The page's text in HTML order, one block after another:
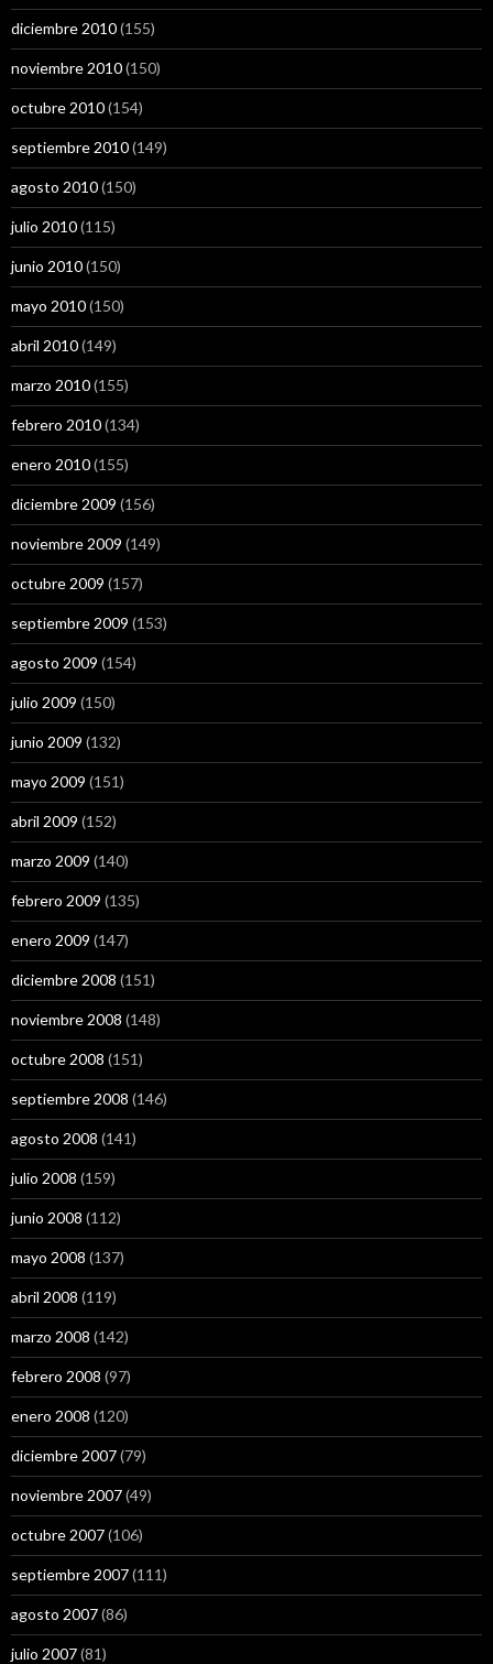
diciembre 2010(155)
noviembre 2010(150)
octubre 2010(154)
septiembre 2010(149)
agosto 2010(150)
julio 2010(115)
junio 2010(150)
mayo 2010(150)
abril 2010(149)
marzo 2010(155)
febrero 2010(134)
enero 2010(155)
diciembre 2009 (156)
noviembre 2009 (149)
octubre 2009 (157)
septiembre 2009 (153)
agosto 2009 (154)
julio 2009 (150)
junio 2009 (132)
mayo 2009 (151)
abril 2009 (152)
marzo 2009 (140)
febrero 2009 (135)
enero 2009 (147)
diciembre 2008 (151)
noviembre 2008 (148)
octubre 2008 (151)
septiembre 2008 (146)
agosto 2008 (141)
julio 2008 (159)
junio 2008 (112)
mayo 2008 (137)
abril 2008 (119)
marzo 2008 (142)
febrero 2008 (97)
enero 2008 (120)
diciembre 2007(79)
noviembre 2007(49)
octubre 2007(106)
septiembre 2007(111)
agosto 2007(86)
julio 2007(81)